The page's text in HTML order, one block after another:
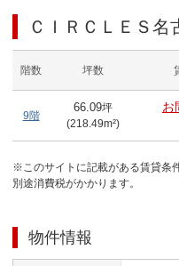
ＣＩＲＣＬＥＳ名
階数 坪数
9階
66.09坪
(218.49m²)
お
※このサイトに記載がある賃貸条
別途消費税がかかります。
物件情報